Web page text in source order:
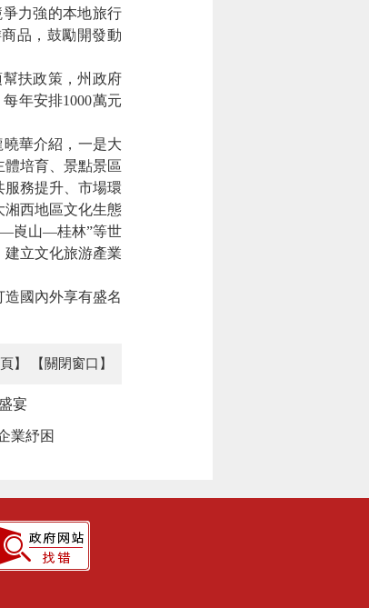
力強的本地旅行
品，鼓勵開發動
扶政策，州政府
年安排1000萬元
華介紹，一是大
培育、景點景區
務提升、市場環
湘西地區文化生態
—崀山—桂林”等世
立文化旅游產業
國內外享有盛名
】 【關閉窗口】
宴
業紓困